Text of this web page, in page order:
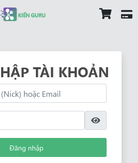
TÀI KHOẢN
Đăng nhập